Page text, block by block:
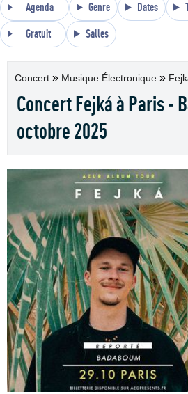
Agenda Genre Dates
Gratuit Salles
Concert » Musique Électronique »
Concert Fejká à Paris -
octobre 2025